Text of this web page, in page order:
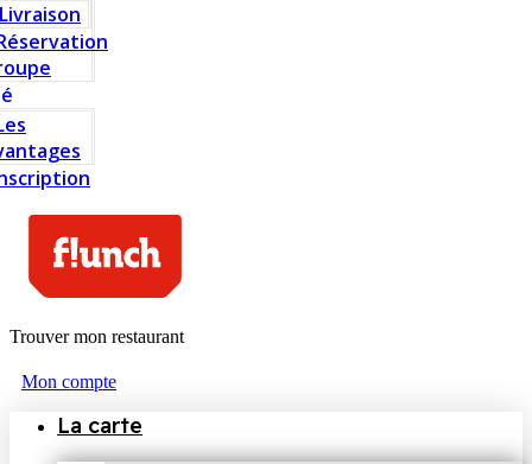
Livraison
Trouver mon restaurant
Mon compte
La carte